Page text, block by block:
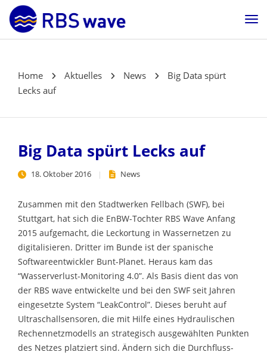
Home Aktuelles News
Big Data spürt
Lecks auf
Big Data spürt Lecks auf
18. Oktober 2016 News
Zusammen mit den Stadtwerken Fellbach (SWF), bei
Stuttgart, hat sich die EnBW-Tochter RBS Wave Anfang
2015 aufgemacht, die Leckortung in Wassernetzen zu
digitalisieren. Dritter im Bunde ist der spanische
Softwareentwickler Bunt-Planet. Heraus kam das
“Wasserverlust-Monitoring 4.0”. Als Basis dient das von
der RBS wave entwickelte und bei den SWF seit Jahren
eingesetzte System “LeakControl”. Dieses beruht auf
Ultraschallsensoren, die mit Hilfe eines Hydraulischen
Rechennetzmodells an strategisch ausgewählten Punkten
des Netzes platziert sind. Ändern sich die Durchfluss-